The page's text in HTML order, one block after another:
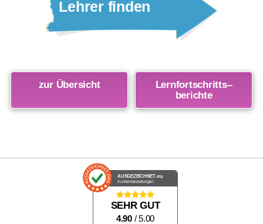
Lehrer finden
Lernfortschritts–
berichte
zur Übersicht
AUSGEZEICHNET .org
Kundenbewertungen
SEHR GUT
4.90 / 5.00